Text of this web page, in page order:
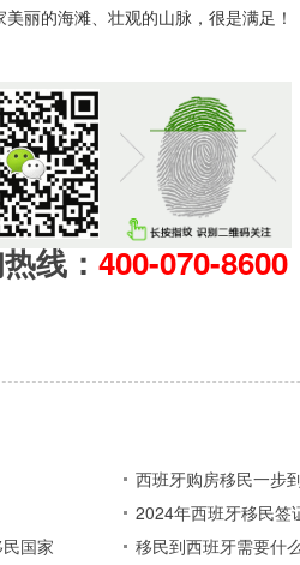
丽的海滩、壮观的山脉，很是满足！
线： 400-070-8600
西班牙购房移民一步
2024年西班牙移民签
国家
移民到西班牙需要什